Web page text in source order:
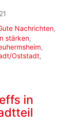
Nachrichten,
stärken,
,
Oststadt,
in